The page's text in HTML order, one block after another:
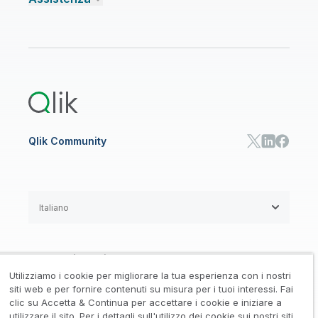
Qlik Cloud Analytics
Qlik Community
Accordi legali
Informativa su privacy e cookie /
Italiano
Utilizziamo i cookie per migliorare la tua esperienza con i nostri
siti web e per fornire contenuti su misura per i tuoi interessi. Fai
clic su Accetta & Continua per accettare i cookie e iniziare a
utilizzare il sito. Per i dettagli sull'utilizzo dei cookie sui nostri siti,